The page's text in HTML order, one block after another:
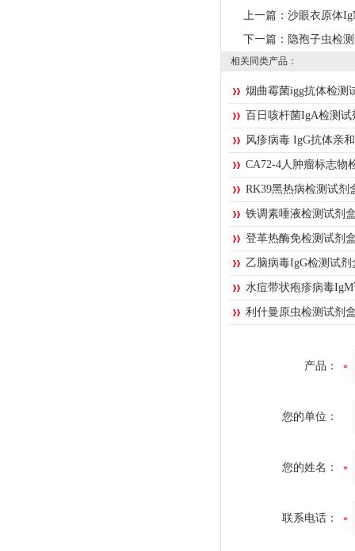
上一篇： 沙眼衣原体
下一篇： 隐孢子虫检
相关同类产品：
烟曲霉菌igg抗体检测
百日咳杆菌IgA检测
风疹病毒 IgG抗体亲
CA72-4人肿瘤标志物
RK39黑热病检测试剂
铁调素唾液检测试剂
登革热酶免检测试剂
乙脑病毒IgG检测试剂
水痘带状疱疹病毒
利什曼原虫检测试剂
产品：
您的单位：
您的姓名：
联系电话：